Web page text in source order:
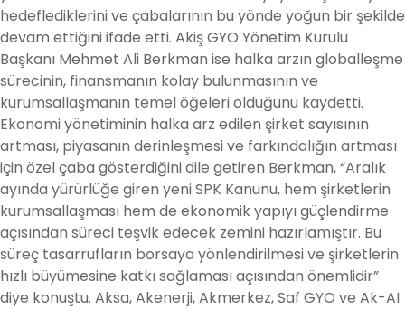
hedeflediklerini ve çabalarının bu yönde yoğun bir şekilde
devam ettiğini ifade etti. Akiş GYO Yönetim Kurulu
Başkanı Mehmet Ali Berkman ise halka arzın globalleşme
sürecinin, finansmanın kolay bulunmasının ve
kurumsallaşmanın temel öğeleri olduğunu kaydetti.
Ekonomi yönetiminin halka arz edilen şirket sayısının
artması, piyasanın derinleşmesi ve farkındalığın artması
için özel çaba gösterdiğini dile getiren Berkman, “Aralık
ayında yürürlüğe giren yeni SPK Kanunu, hem şirketlerin
kurumsallaşması hem de ekonomik yapıyı güçlendirme
açısından süreci teşvik edecek zemini hazırlamıştır. Bu
süreç tasarrufların borsaya yönlendirilmesi ve şirketlerin
hızlı büyümesine katkı sağlaması açısından önemlidir”
diye konuştu. Aksa, Akenerji, Akmerkez, Saf GYO ve Ak-AI